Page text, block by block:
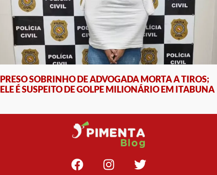
PRESO SOBRINHO DE ADVOGADA MORTA A TIROS;
ELE É SUSPEITO DE GOLPE MILIONÁRIO EM ITABUNA